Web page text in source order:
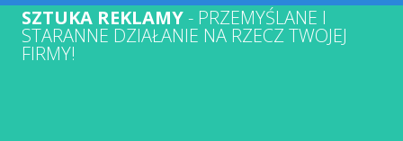
SZTUKA REKLAMY- PRZEMYŚLANE I
STARANNE DZIAŁANIE NA RZECZ TWOJEJ
FIRMY!